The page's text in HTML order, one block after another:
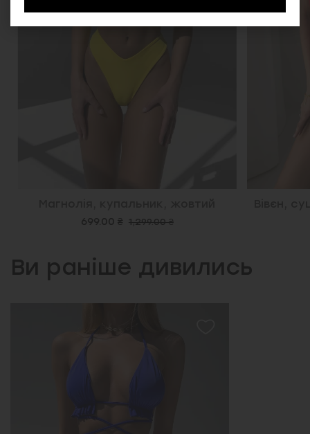
699.00 ₴ 1,299.00 ₴
Ви раніше дивились